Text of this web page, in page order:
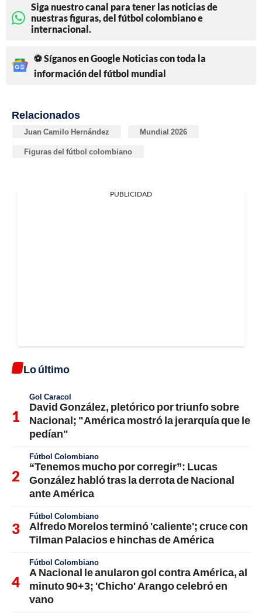
Siga nuestro canal para tener las noticias de
nuestras figuras, del fútbol colombiano e
internacional.
⚽ Síganos en Google Noticias con toda la
información del fútbol mundial
Relacionados
Juan Camilo Hernández Mundial 2026
Figuras del fútbol colombiano
PUBLICIDAD
Lo último
Gol Caracol
David González, pletórico por triunfo sobre
Nacional; "América mostró la jerarquía que le
pedían"
Fútbol Colombiano
“Tenemos mucho por corregir”: Lucas
González habló tras la derrota de Nacional
ante América
Fútbol Colombiano
Alfredo Morelos terminó 'caliente'; cruce con
Tilman Palacios e hinchas de América
Fútbol Colombiano
A Nacional le anularon gol contra América, al
minuto 90+3; 'Chicho' Arango celebró en
vano